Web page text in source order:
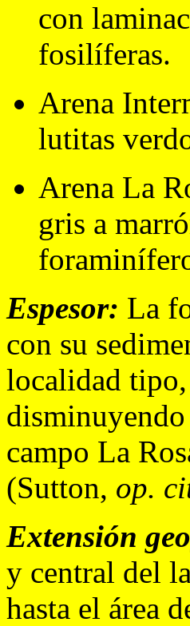
con
fosilíferas.
Arena
lutitas
Arena La
gris a
Espesor: La
con su
localidad tipo,
campo La
(Sutton, op.
Extensión
y central del
hasta el área